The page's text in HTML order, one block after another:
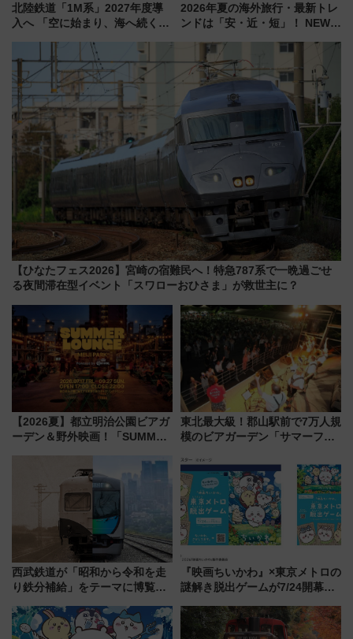
北陸鉄道「1M系」2027年度導
入へ 「空に始まり、海へ続く」
神秘的なデザイン
2026年夏の海外旅行・最新トレ
ンドは「安・近・短」！ NEWT
渡航先TOP5とは？ 円安時代の
旅行術
【ひなたフェス2026】宮崎の宿難民へ！特急787系で一晩過ごせ
る夜間滞在型イベント「スワローおひさま」が救世主に？
【2026夏】都立明治公園ビアガ
ーデン＆野外映画！「SUMMER
ケジュール 夜風とビール、映画
を満喫！
東北最大級！郡山駅前で7万人規
模のビアガーデン「サマーフェ
7/24-26開催！ 有料席はJRE
MALLで予約可能
西武鉄道が「昭和から令和を走
り鉄分補給」をテーマに博覧会
14日から 新車両「トキイロ」体
験ブースも アクセスや申込方法
『映画ちいかわ』×東京メトロの
謎解き脱出ゲームが7/24開幕！
遊び方を解説！（7/10発売開
始）